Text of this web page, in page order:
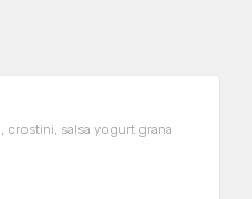
crostini, salsa yogurt grana